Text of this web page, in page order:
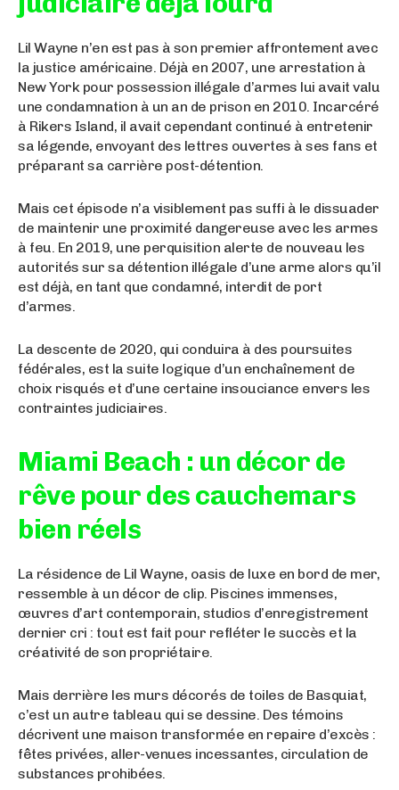
Lil Wayne n’en est pas à son premier affrontement avec
la justice américaine. Déjà en 2007, une arrestation à
New York pour possession illégale d’armes lui avait valu
une condamnation à un an de prison en 2010. Incarcéré
à Rikers Island, il avait cependant continué à entretenir
sa légende, envoyant des lettres ouvertes à ses fans et
préparant sa carrière post-détention.
Mais cet épisode n’a visiblement pas suffi à le dissuader
de maintenir une proximité dangereuse avec les armes
à feu. En 2019, une perquisition alerte de nouveau les
autorités sur sa détention illégale d’une arme alors qu’il
est déjà, en tant que condamné, interdit de port
d’armes.
La descente de 2020, qui conduira à des poursuites
fédérales, est la suite logique d’un enchaînement de
choix risqués et d’une certaine insouciance envers les
contraintes judiciaires.
Miami Beach : un décor de
rêve pour des cauchemars
bien réels
La résidence de Lil Wayne, oasis de luxe en bord de mer,
ressemble à un décor de clip. Piscines immenses,
œuvres d’art contemporain, studios d’enregistrement
dernier cri : tout est fait pour refléter le succès et la
créativité de son propriétaire.
Mais derrière les murs décorés de toiles de Basquiat,
c’est un autre tableau qui se dessine. Des témoins
décrivent une maison transformée en repaire d’excès :
fêtes privées, aller-venues incessantes, circulation de
substances prohibées.